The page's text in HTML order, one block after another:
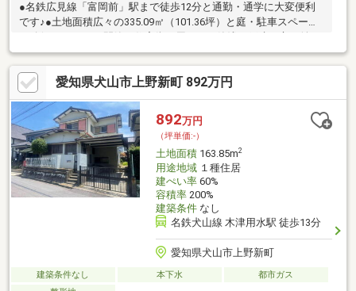
●名鉄広見線「富岡前」駅まで徒歩12分と通勤・通学に大変便利
です♪●土地面積広々の335.09㎡（101.36坪）と庭・駐車スペース
でいます♪【備考】※道路：私道※現況渡※分割可能※擁壁あり※前
面道路：共有持分9分の2
愛知県犬山市上野新町 892万円
892万円
（坪単価:-）
土地面積163.85m2
用途地域１種住居
建ぺい率60%
容積率200%
建築条件なし
名鉄犬山線 木津用水駅 徒歩13分
愛知県犬山市上野新町
建築条件なし 本下水
都市ガス